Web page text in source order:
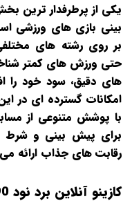
یکی از پرطرفدار
بینی بازی‌ های ورزشی
بر روی رشته‌ های مختلفی
حتی ورزش‌ های کمتر
امکانات گسترده‌ ای در
با پوشش متنوعی از
برای پیش‌ بینی و شرط‌
رقابت‌ های جذاب ارائه
کازینو آنلاین برد نود 90